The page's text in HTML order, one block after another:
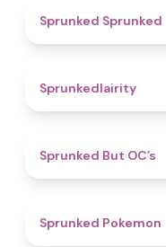
Sprunked Sprunked
Sprunkedlairity
Sprunked But OC’s
Sprunked Pokemon